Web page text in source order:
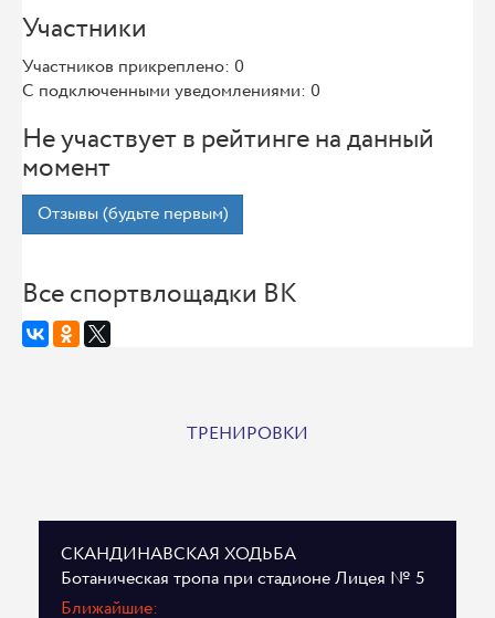
Участники
Участников прикреплено: 0
С подключенными уведомлениями: 0
Не участвует в рейтинге на данный
момент
Отзывы (будьте первым)
Все спортвлощадки ВК
ТРЕНИРОВКИ
СКАНДИНАВСКАЯ ХОДЬБА
Ботаническая тропа при стадионе Лицея № 5
Ближайшие: